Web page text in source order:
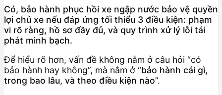
Có, bảo hành phục hồi xe ngập nước bảo vệ quyền
lợi chủ xe nếu đáp ứng tối thiểu 3 điều kiện: phạm
vi rõ ràng, hồ sơ đầy đủ, và quy trình xử lý lỗi tái
phát minh bạch.
Để hiểu rõ hơn, vấn đề không nằm ở câu hỏi “có
bảo hành hay không”, mà nằm ở “bảo hành cái gì,
trong bao lâu, và theo điều kiện nào”.